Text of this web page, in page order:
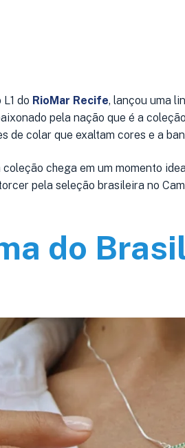
do RioMar Recife, lançou uma
pela nação que é a coleção
de colar que exaltam cores e a
chega em um momento
pela seleção brasileira no
do